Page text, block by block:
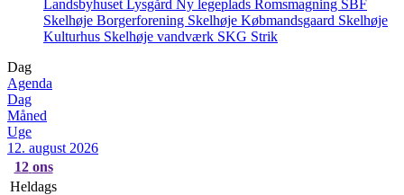
Landsbyhuset Lysgård Ny legeplads Romsmagning SBF
Skelhøje Borgerforening Skelhøje Købmandsgaard Skelhøje
Kulturhus Skelhøje vandværk SKG Strik
Dag
Agenda
Dag
Måned
Uge
12. august 2026
12 ons
Heldags